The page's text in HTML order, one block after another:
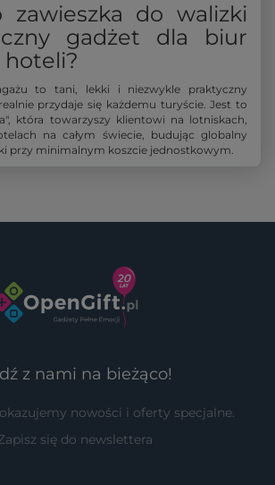
zawieszka do walizki
gadżet dla biur
hoteli?
to tani, lekki i niezwykle praktyczny
przydaje się każdemu turyście. Jest to
która towarzyszy klientowi na lotniskach,
na całym świecie, budując globalny
przy minimalnym koszcie jednostkowym.
z nami na bieżąco!
nowości i oferty specjalne.
się do newslettera